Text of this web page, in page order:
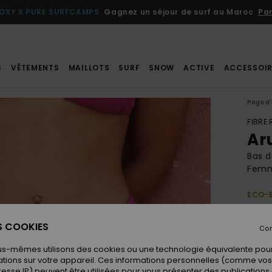
X PURE SURFCAMPS Gagnez un séjour de surf au Maroc
VÊTEMENTS MAILLOTS SURF SNOW ACTIVE
Page
FIBRE
Bas
ECO-
COOKIES
mêmes utilisons des cookies ou une technologie équivalente
sur votre appareil. Ces informations personnelles (comme